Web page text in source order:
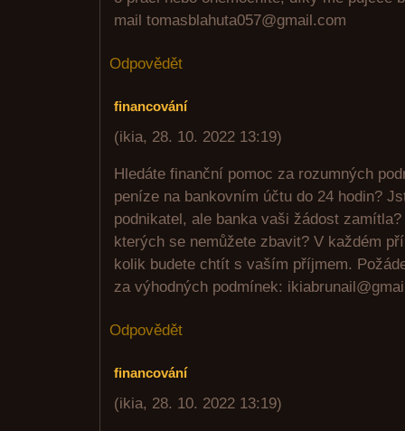
mail tomasblahuta057@gmail.com
Odpovědět
financování
(ikia, 28. 10. 2022 13:19)
Hledáte finanční pomoc za rozumných
peníze na bankovním účtu do 24 hodin?
podnikatel, ale banka vaši žádost
kterých se nemůžete zbavit? V každém
kolik budete chtít s vaším příjmem.
za výhodných podmínek:
Odpovědět
financování
(ikia, 28. 10. 2022 13:19)